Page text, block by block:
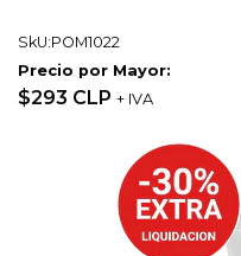
SkU:POM1022
Precio por Mayor:
$293 CLP + IVA